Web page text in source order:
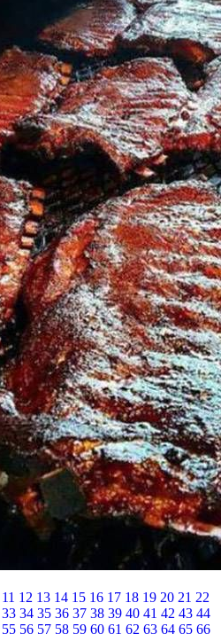
11 12 13 14 15 16 17 18 19 20 21 22
33 34 35 36 37 38 39 40 41 42 43 44
55 56 57 58 59 60 61 62 63 64 65 66